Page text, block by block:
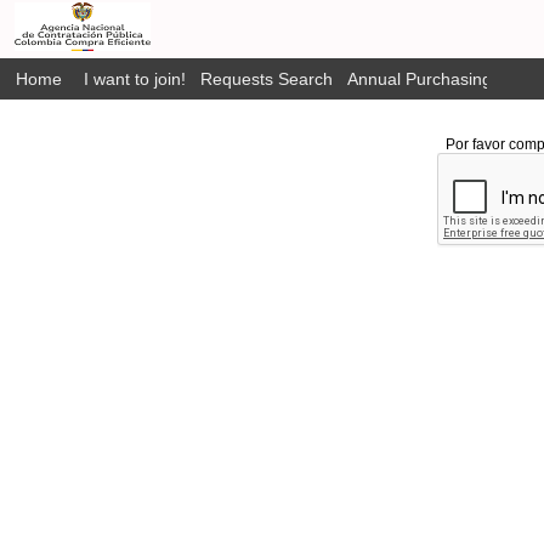
Home I want to join! Requests Search Annual Purchasing Plan
Por favor